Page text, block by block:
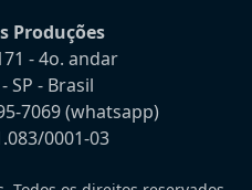
Produções
- 4o. andar
SP - Brasil
7069(whatsapp)
0001-03